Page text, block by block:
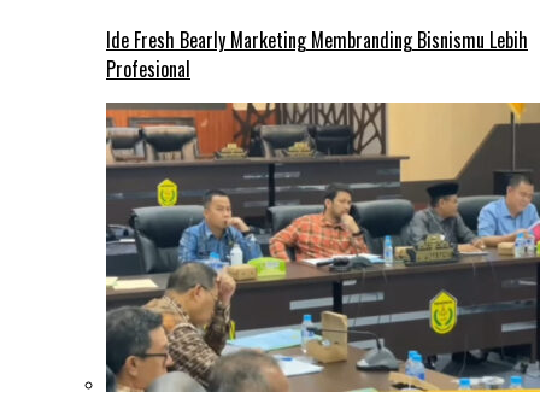
Ide Fresh Bearly Marketing Membranding Bisnismu Lebih
Profesional